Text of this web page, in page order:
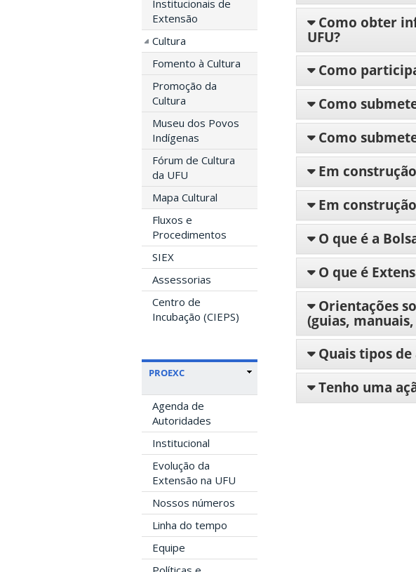
Institucionais de
Extensão
Cultura
Fomento à Cultura
Promoção da
Cultura
Museu dos Povos
Indígenas
Fórum de Cultura
da UFU
Mapa Cultural
Fluxos e
Procedimentos
SIEX
Assessorias
Centro de
Incubação (CIEPS)
PROEXC
Agenda de
Autoridades
Institucional
Evolução da
Extensão na UFU
Nossos números
Linha do tempo
Equipe
Como obter
UFU?
Como
Como
Como
Em construção
Em construção
O que é a
O que é
Orientações
(guias,
Quais tipos de
Tenho uma